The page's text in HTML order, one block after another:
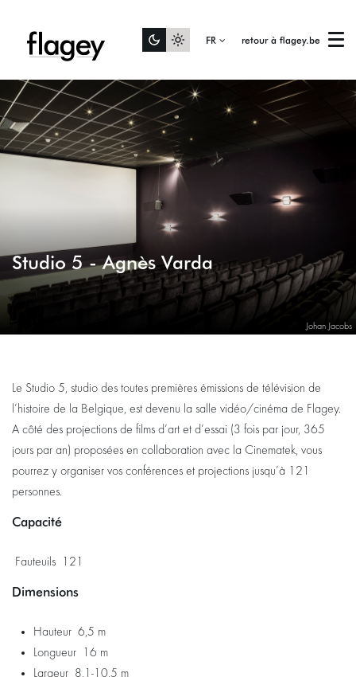
FR retour à flagey.be Menu
Johan Jacobs
Studio 5 - Agnès Varda
Le Studio 5, studio des toutes premières émissions de télévision de
l’histoire de la Belgique, est devenu la salle vidéo/cinéma de Flagey.
A côté des projections de films d’art et d’essai (3 fois par jour, 365
jours par an) proposées en collaboration avec la Cinematek, vous
pourrez y organiser vos conférences et projections jusqu’à 121
personnes.
Capacité
Fauteuils 121
Dimensions
Hauteur 6,5 m
Longueur 16 m
Largeur 8,1-10,5 m